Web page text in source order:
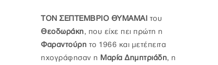
ΤΟΝ ΣΕΠΤΕΜΒΡΙΟ ΘΥΜΑΜΑΙ του
Θεοδωράκη, που είχε πει πρώτη η
Φαραντούρη το 1966 και μετέπειτα
ηχογράφησαν η Μαρία Δημητριάδη, η